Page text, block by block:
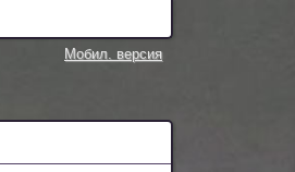
Мобил. версия